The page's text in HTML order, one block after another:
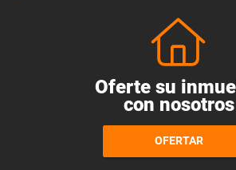
Oferte su
con nosotros
OFERTAR